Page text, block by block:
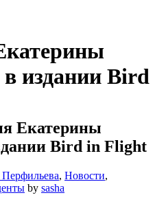
издании Bird
Екатерины
Bird in Flight
, Новости,
by sasha